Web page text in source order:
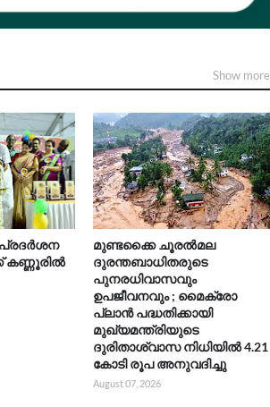
Show more
കണ്ണൂരിൽ
മുണ്ടക്കൈ ചൂരൽമല
ദുരന്തബാധിതരുടെ
പുനരധിവാസവും
ഉപജീവനവും ; മൈക്രോ
പ്ലാൻ പദ്ധതിക്കായി
മുഖ്യമന്ത്രിയുടെ
ദുരിതാശ്വാസ നിധിയിൽ 4.21
കോടി രൂപ അനുവദിച്ചു
August 07, 2026